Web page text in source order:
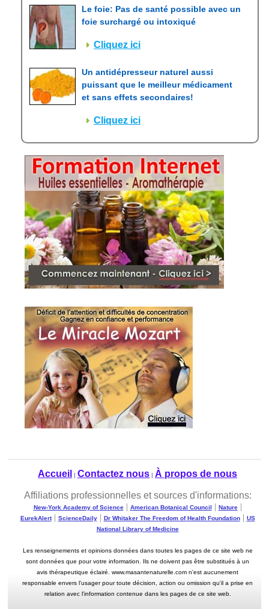
Le foie: Pas de santé possible avec un
foie surchargé ou intoxiqué
Cliquez ici
Un antidépresseur naturel aussi
puissant que le meilleur médicament
et sans effets secondaires!
Cliquez ici
Accueil | Contactez nous | À propos de nous
Affiliations professionnelles et sources d'informations:
New-York Academy of Science| American Botanical Council | Nature|
EurekAlert| ScienceDaily| Dr Whitaker The Freedom of Health Foundation| US
National Library of Medicine
Les renseignements et opinions données dans toutes les pages de ce site web ne
sont données que pour votre information. Ils ne doivent pas être substitués à un
avis thérapeutique éclairé. www.masantenaturelle.com n'est aucunement
responsable envers l'usager pour toute décision, action ou omission qu'il a prise en
relation avec l'information contenue dans les pages de ce site web.